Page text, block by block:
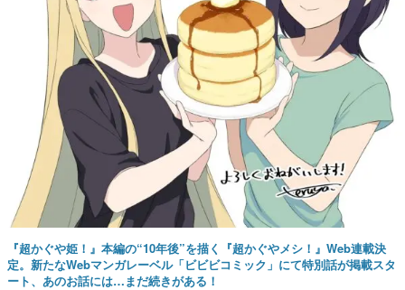
『超かぐや姫！』本編の“10年後”を描く『超かぐやメシ！』Web連載決
定。新たなWebマンガレーベル「ビビビコミック」にて特別話が掲載スタ
ート、あのお話には…まだ続きがある！